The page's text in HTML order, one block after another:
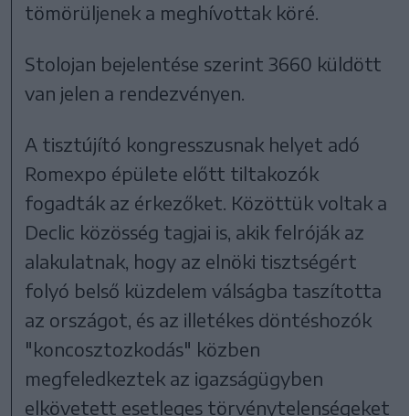
tömörüljenek a meghívottak köré.
Stolojan bejelentése szerint 3660 küldött
van jelen a rendezvényen.
A tisztújító kongresszusnak helyet adó
Romexpo épülete előtt tiltakozók
fogadták az érkezőket. Közöttük voltak a
Declic közösség tagjai is, akik felróják az
alakulatnak, hogy az elnöki tisztségért
folyó belső küzdelem válságba taszította
az országot, és az illetékes döntéshozók
"koncosztozkodás" közben
megfeledkeztek az igazságügyben
elkövetett esetleges törvénytelenségeket